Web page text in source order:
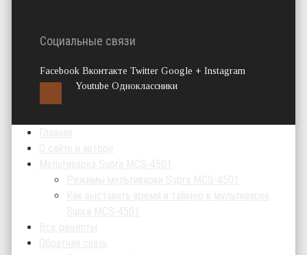
Социальные связи
Facebook Вконтакте Twitter Google + Instagram
Youtube Одноклассники